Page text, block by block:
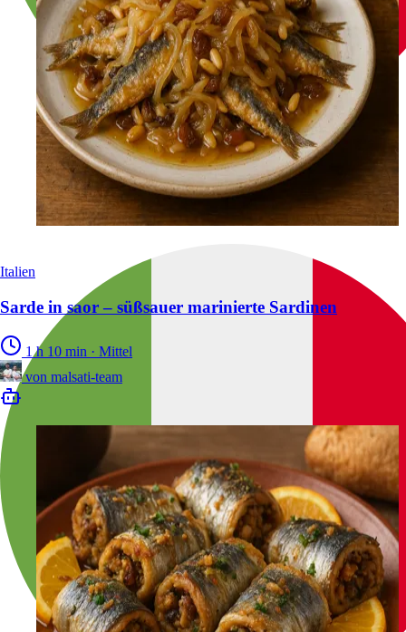
Italien
Sarde in saor – süßsauer marinierte Sardinen
1 h 10 min · Mittel
von malsati-team